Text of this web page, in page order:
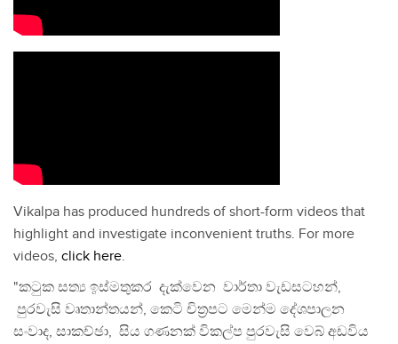
Vikalpa has produced hundreds of short-form videos that
highlight and investigate inconvenient truths. For more
videos, click here.
"කටුක සත්‍ය ඉස්මතුකර දැක්වෙන වාර්තා වැඩසටහන්,
පුරවැසි වෘතාන්තයන්, කෙටි චිත්‍රපට මෙන්ම දේශපාලන
සංවාද, සාකච්ඡා, සිය ගණනක් විකල්ප පුරවැසි වෙබ් අඩවිය